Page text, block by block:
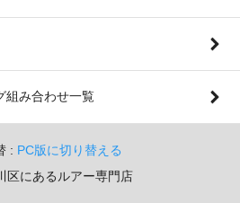
み合わせ一覧
: PC版に切り替える
区にあるルアー専門店